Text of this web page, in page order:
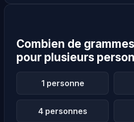
Combien de
pour plusieurs
1 personne
4 personnes